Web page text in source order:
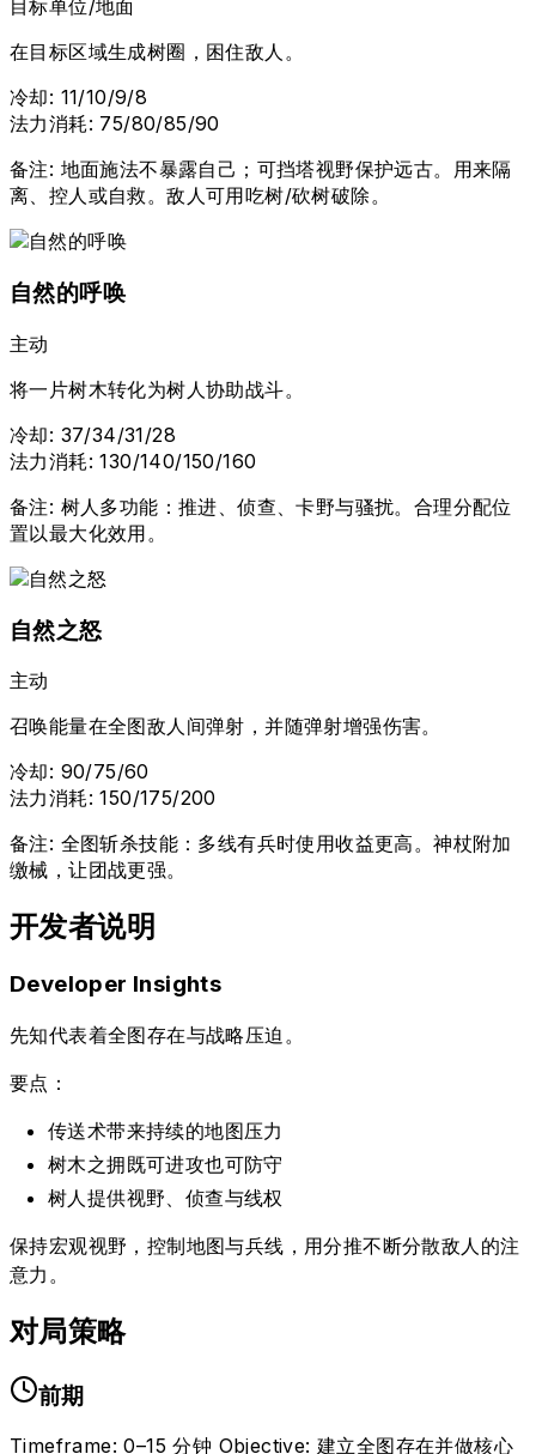
目标单位/地面
在目标区域生成树圈，困住敌人。
冷却: 11/10/9/8
法力消耗: 75/80/85/90
备注: 地面施法不暴露自己；可挡塔视野保护远古。用来隔
离、控人或自救。敌人可用吃树/砍树破除。
自然的呼唤
主动
将一片树木转化为树人协助战斗。
冷却: 37/34/31/28
法力消耗:130/140/150/160
备注: 树人多功能：推进、侦查、卡野与骚扰。合理分配位
置以最大化效用。
自然之怒
主动
召唤能量在全图敌人间弹射，并随弹射增强伤害。
冷却: 90/75/60
法力消耗:150/175/200
备注: 全图斩杀技能：多线有兵时使用收益更高。神杖附加
缴械，让团战更强。
开发者说明
Developer Insights
先知代表着全图存在与战略压迫。
要点：
传送术带来持续的地图压力
树木之拥既可进攻也可防守
树人提供视野、侦查与线权
保持宏观视野，控制地图与兵线，用分推不断分散敌人的注
意力。
对局策略
前期
Timeframe: 0–15 分钟 Objective: 建立全图存在并做核心